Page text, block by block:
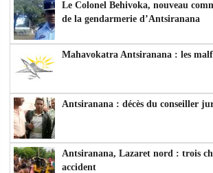
Le Colonel Behivoka, nouveau
de la gendarmerie d’Antsiranana
Mahavokatra Antsiranana : les
Antsiranana : décès du conseiller
Antsiranana, Lazaret nord : trois
accident